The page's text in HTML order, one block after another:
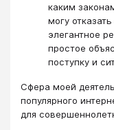
каким
могу
элегантное
простое
поступку и
Сфера моей
популярного
для